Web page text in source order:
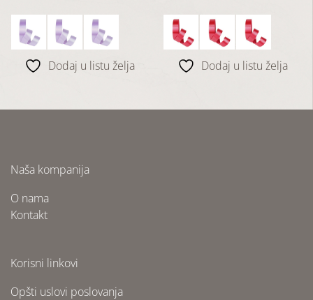
Dodaj u listu želja Dodaj u listu želja
Naša kompanija
O nama
Kontakt
Korisni linkovi
Opšti uslovi poslovanja